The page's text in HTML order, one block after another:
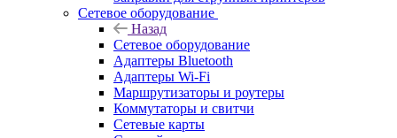
Сетевое оборудование
Назад
Сетевое оборудование
Адаптеры Bluetooth
Адаптеры Wi-Fi
Маршрутизаторы и роутеры
Коммутаторы и свитчи
Сетевые карты